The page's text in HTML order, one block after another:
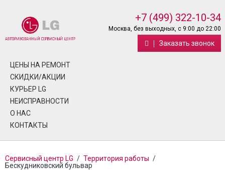
+7 (499) 322-10-34
Москва, без выходных, с 9:00 до 22:00
Заказать звонок
ЦЕНЫ НА РЕМОНТ
СКИДКИ/АКЦИИ
КУРЬЕР LG
НЕИСПРАВНОСТИ
О НАС
КОНТАКТЫ
Сервисный центр LG / Территория работы /
Бескудниковский бульвар